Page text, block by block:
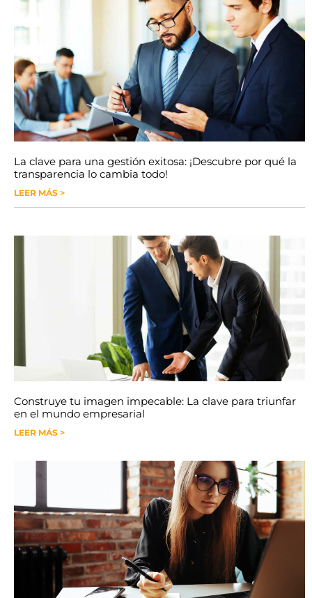
La clave para una gestión exitosa: ¡Descubre por qué la
transparencia lo cambia todo!
LEER MÁS >
Construye tu imagen impecable: La clave para triunfar
en el mundo empresarial
LEER MÁS >